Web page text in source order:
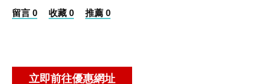
留言 0 收藏 0 推薦 0